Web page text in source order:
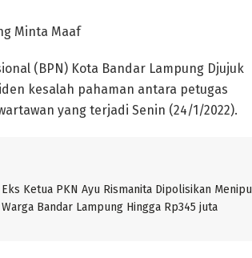
Minta Maaf
(BPN) Kota Bandar Lampung Djujuk
kesalah pahaman antara petugas
yang terjadi Senin (24/1/2022).
Eks Ketua PKN Ayu Rismanita Dipolisikan Menipu
Warga Bandar Lampung Hingga Rp345 juta